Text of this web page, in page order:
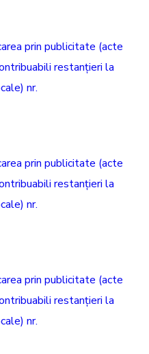
prin publicitate (acte
restanțieri la
nr.
prin publicitate (acte
restanțieri la
nr.
prin publicitate (acte
restanțieri la
nr.